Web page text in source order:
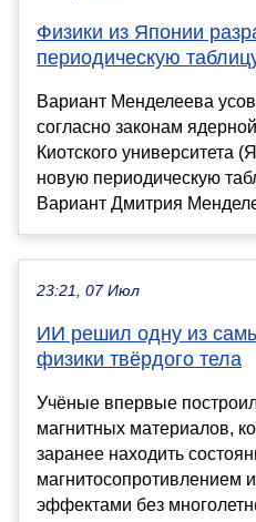
Физики из Японии
периодическую
Вариант Менделеева
согласно законам
Киотского университета
новую периодическую
Вариант Дмитрия
23:21, 07 Июл
ИИ решил одну из
физики твёрдого тела
Учёные впервые
магнитных материалов,
заранее находить
магнитосопротивлением
эффектами без